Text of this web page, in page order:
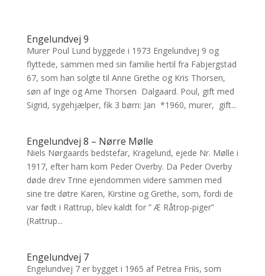
Engelundvej 9
Murer Poul Lund byggede i 1973 Engelundvej 9 og
flyttede, sammen med sin familie hertil fra Fabjergstad
67, som han solgte til Anne Grethe og Kris Thorsen,
søn af Inge og Arne Thorsen Dalgaard. Poul, gift med
Sigrid, sygehjælper, fik 3 børn: Jan *1960, murer, gift...
Engelundvej 8 – Nørre Mølle
Niels Nørgaards bedstefar, Kragelund, ejede Nr. Mølle i
1917, efter ham kom Peder Overby. Da Peder Overby
døde drev Trine ejendommen videre sammen med
sine tre døtre Karen, Kirstine og Grethe, som, fordi de
var født i Rattrup, blev kaldt for ” Æ Råtrop-piger”
(Rattrup...
Engelundvej 7
Engelundvej 7 er bygget i 1965 af Petrea Friis, som